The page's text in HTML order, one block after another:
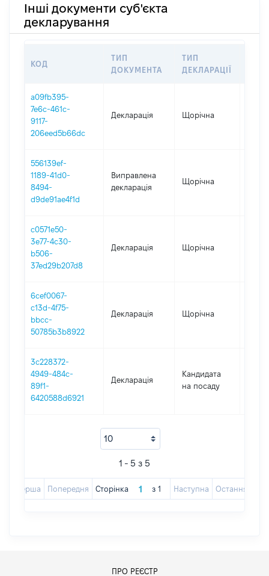
Інші документи суб'єкта
декларування
КОД
ТИП
ДОКУМЕНТА
ТИП
ДЕКЛАРАЦІЇ
a09fb395-
7e6c-461c-
9117-
206eed5b66dc
Декларація Щорічна
556139ef-
1189-41d0-
8494-
d9de91ae4f1d
Виправлена
декларація
Щорічна
c0571e50-
3e77-4c30-
b506-
37ed29b207d8
Декларація Щорічна
6cef0067-
c13d-4f75-
bbcc-
50785b3b8922
Декларація Щорічна
3c228372-
4949-484c-
89f1-
6420588d6921
Декларація
Кандидата
на посаду
1 - 5 з 5
Перша Попередня Сторінка з 1 Наступна Остання
ПРО РЕЄСТР